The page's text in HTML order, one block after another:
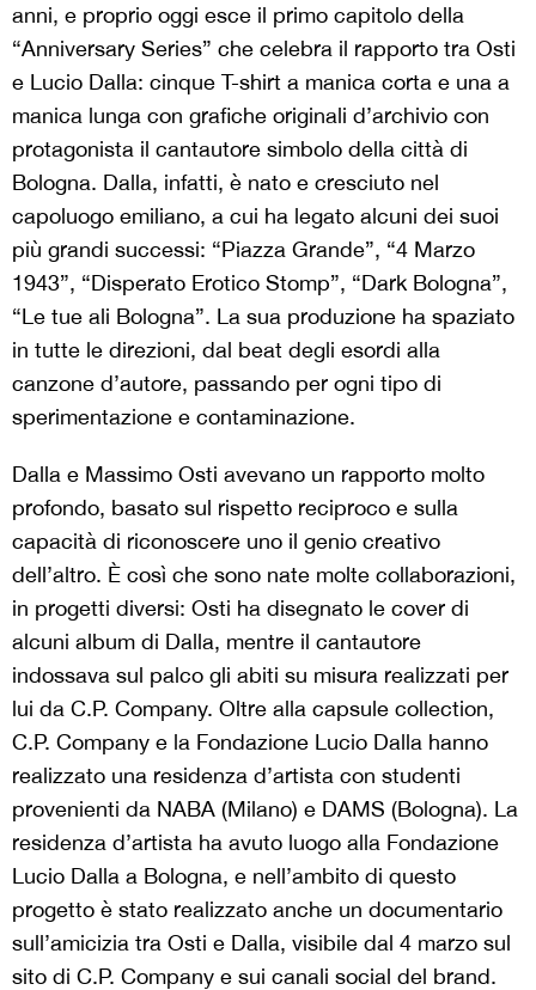
anni, e proprio oggi esce il primo capitolo della
“Anniversary Series” che celebra il rapporto tra Osti
e Lucio Dalla: cinque T-shirt a manica corta e una a
manica lunga con grafiche originali d’archivio con
protagonista il cantautore simbolo della città di
Bologna. Dalla, infatti, è nato e cresciuto nel
capoluogo emiliano, a cui ha legato alcuni dei suoi
più grandi successi: “Piazza Grande”, “4 Marzo
1943”, “Disperato Erotico Stomp”, “Dark Bologna”,
“Le tue ali Bologna”. La sua produzione ha spaziato
in tutte le direzioni, dal beat degli esordi alla
canzone d’autore, passando per ogni tipo di
sperimentazione e contaminazione.
Dalla e Massimo Osti avevano un rapporto molto
profondo, basato sul rispetto reciproco e sulla
capacità di riconoscere uno il genio creativo
dell’altro. È così che sono nate molte collaborazioni,
in progetti diversi: Osti ha disegnato le cover di
alcuni album di Dalla, mentre il cantautore
indossava sul palco gli abiti su misura realizzati per
lui da C.P. Company. Oltre alla capsule collection,
C.P. Company e la Fondazione Lucio Dalla hanno
realizzato una residenza d’artista con studenti
provenienti da NABA (Milano) e DAMS (Bologna). La
residenza d’artista ha avuto luogo alla Fondazione
Lucio Dalla a Bologna, e nell’ambito di questo
progetto è stato realizzato anche un documentario
sull’amicizia tra Osti e Dalla, visibile dal 4 marzo sul
sito di C.P. Company e sui canali social del brand.